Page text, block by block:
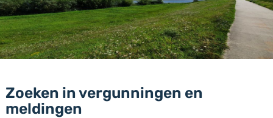
Zoeken in vergunningen en
meldingen